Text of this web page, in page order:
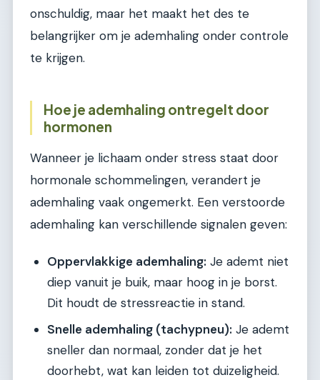
onschuldig, maar het maakt het des te
belangrijker om je ademhaling onder controle
te krijgen.
Hoe je ademhaling ontregelt door
hormonen
Wanneer je lichaam onder stress staat door
hormonale schommelingen, verandert je
ademhaling vaak ongemerkt. Een verstoorde
ademhaling kan verschillende signalen geven:
Oppervlakkige ademhaling: Je ademt niet
diep vanuit je buik, maar hoog in je borst.
Dit houdt de stressreactie in stand.
Snelle ademhaling (tachypneu): Je ademt
sneller dan normaal, zonder dat je het
doorhebt, wat kan leiden tot duizeligheid.